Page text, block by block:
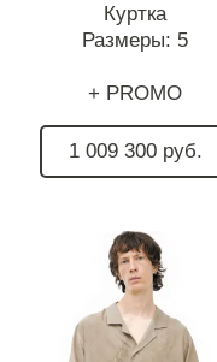
Куртка
Размеры: 5
+ PROMO
1 009 300 руб.